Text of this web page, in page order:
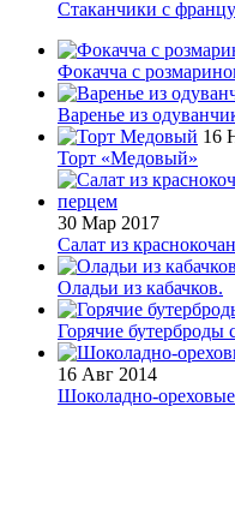
Стаканчики с
Фокачча с
Варенье из
16
Торт «Медовый»
30 Мар 2017
Салат из
Оладьи из кабачков.
Горячие бутерброды
16 Авг 2014
Шоколадно-